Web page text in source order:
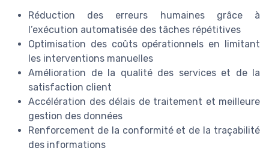
Réduction des erreurs humaines grâce à
l’exécution automatisée des tâches répétitives
Optimisation des coûts opérationnels en limitant
les interventions manuelles
Amélioration de la qualité des services et de la
satisfaction client
Accélération des délais de traitement et meilleure
gestion des données
Renforcement de la conformité et de la traçabilité
des informations